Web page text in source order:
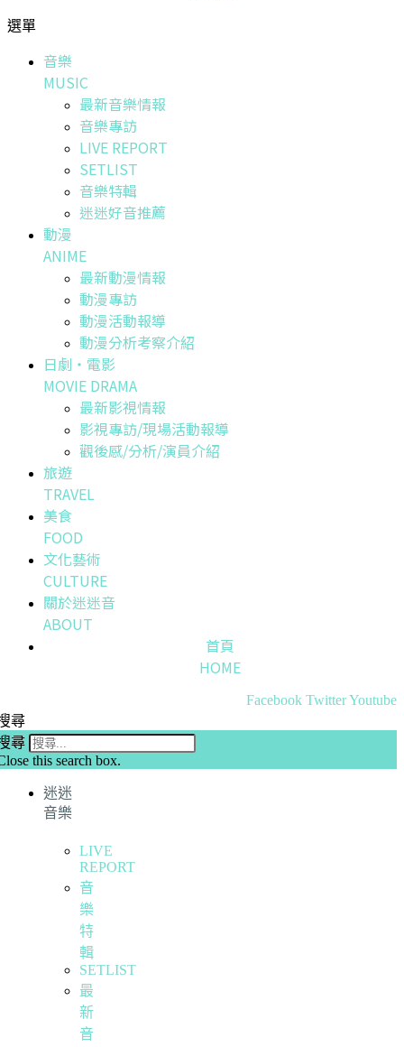
選單
音樂
MUSIC
最新音樂情報
音樂專訪
LIVE REPORT
SETLIST
音樂特輯
迷迷好音推薦
動漫
ANIME
最新動漫情報
動漫專訪
動漫活動報導
動漫分析考察介紹
日劇・電影
MOVIE DRAMA
最新影視情報
影視專訪/現場活動報導
觀後感/分析/演員介紹
旅遊
TRAVEL
美食
FOOD
文化藝術
CULTURE
關於迷迷音
ABOUT
首頁
HOME
Facebook TwitterYoutube
尋
尋
this search box.
迷迷
音樂
LIVE
REPORT
音
樂
特
輯
SETLIST
最
新
音